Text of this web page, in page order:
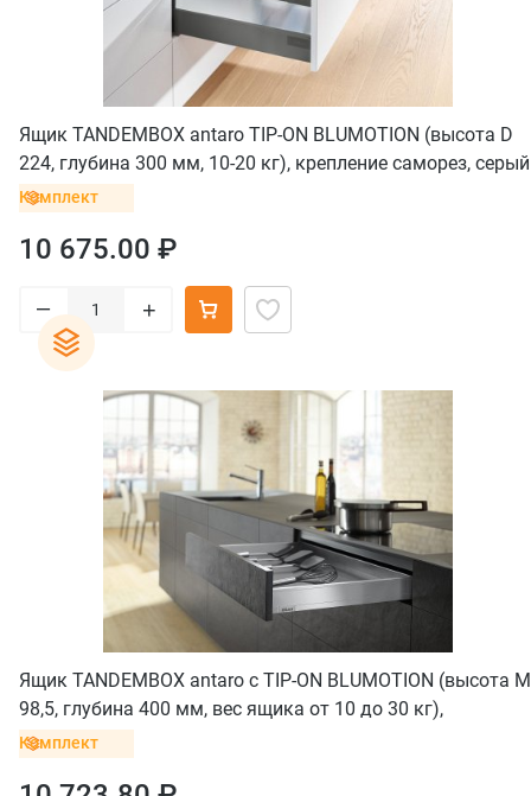
Ящик TANDEMBOX antaro TIP-ON BLUMOTION (высота D
224, глубина 300 мм, 10-20 кг), крепление саморез, серый
орион
Комплект
10 675.00 ₽
– +
Ящик TANDEMBOX antaro с TIP-ON BLUMOTION (высота М
98,5, глубина 400 мм, вес ящика от 10 до 30 кг),
крепление INSERTA, нержавеющая сталь
Комплект